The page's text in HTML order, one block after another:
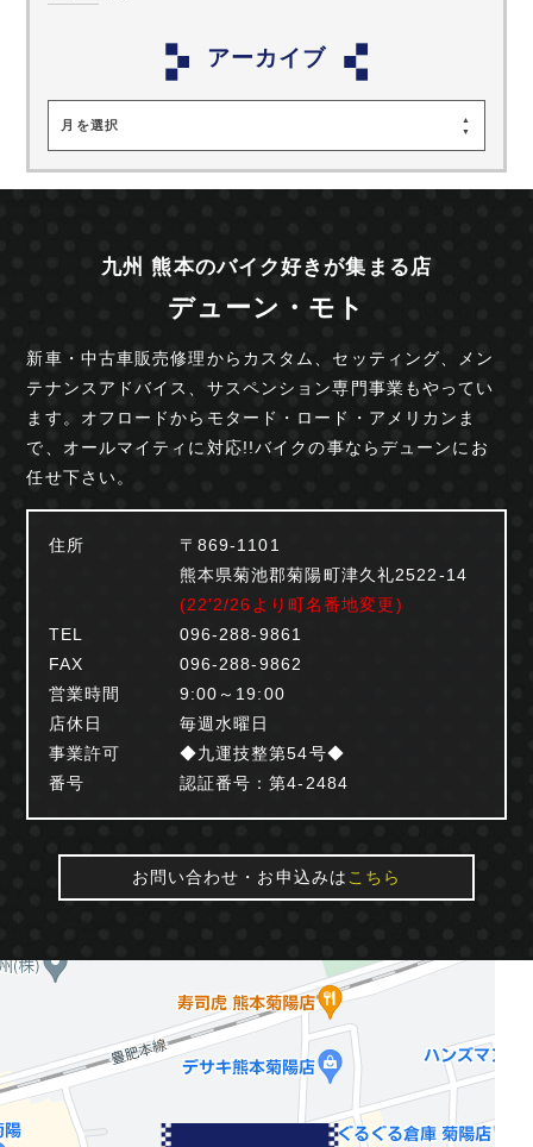
アーカイブ
月を選択
九州 熊本のバイク好きが集まる店
デューン・モト
新車・中古車販売修理からカスタム、セッティング、
メン
テナンスアドバイス、サスペンション専門事業もやってい
ます。オフロードからモタード・ロード・ アメリカンま
で、オールマイティに対応!!バイクの事ならデューンにお
任せ下さい。
住所
〒869-1101
熊本県菊池郡菊陽町津久礼2522-14
(22'2/26より町名番地変更)
TEL
096-288-9861
FAX
096-288-9862
営業時間
9:00～19:00
店休日
毎週水曜日
事業許可
番号
◆九運技整第54号◆
認証番号：第4-2484
お問い合わせ・お申込みはこちら